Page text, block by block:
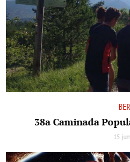
38a Caminada
15